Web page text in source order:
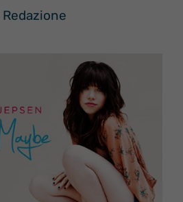
Redazione